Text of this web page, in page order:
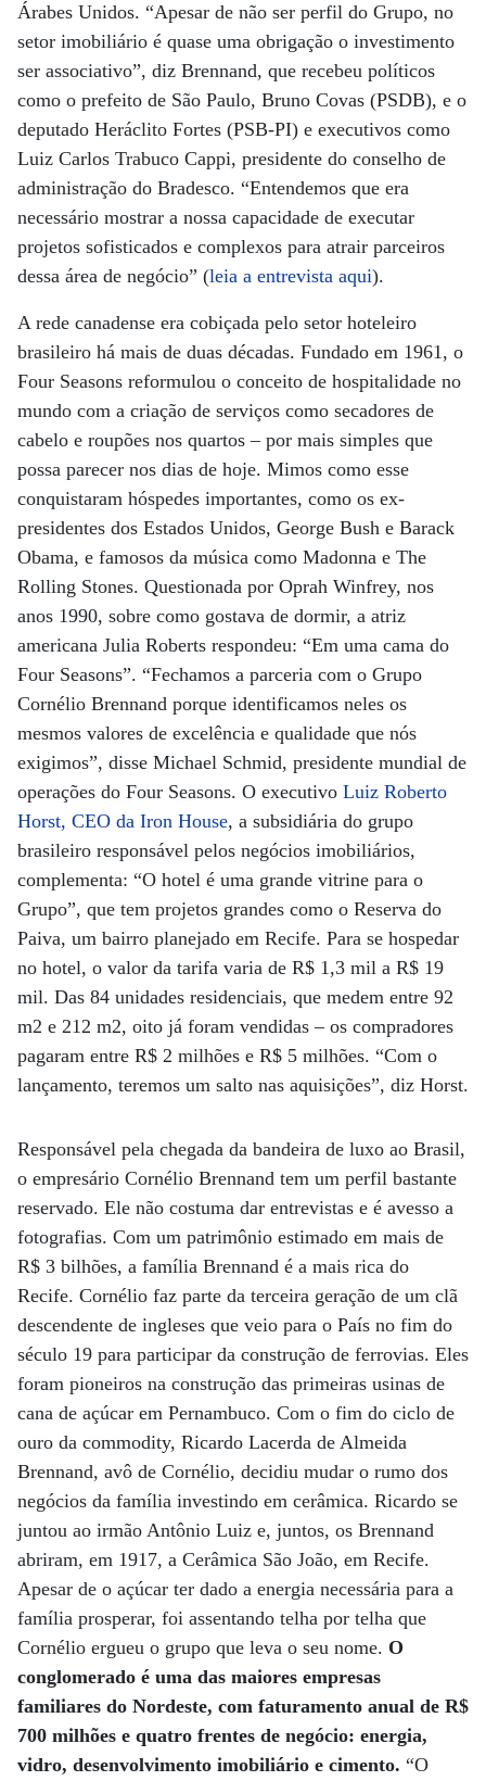
Árabes Unidos. “Apesar de não ser perfil do Grupo, no
setor imobiliário é quase uma obrigação o investimento
ser associativo”, diz Brennand, que recebeu políticos
como o prefeito de São Paulo, Bruno Covas (PSDB), e o
deputado Heráclito Fortes (PSB-PI) e executivos como
Luiz Carlos Trabuco Cappi, presidente do conselho de
administração do Bradesco. “Entendemos que era
necessário mostrar a nossa capacidade de executar
projetos sofisticados e complexos para atrair parceiros
dessa área de negócio” (leia a entrevista aqui).
A rede canadense era cobiçada pelo setor hoteleiro
brasileiro há mais de duas décadas. Fundado em 1961, o
Four Seasons reformulou o conceito de hospitalidade no
mundo com a criação de serviços como secadores de
cabelo e roupões nos quartos – por mais simples que
possa parecer nos dias de hoje. Mimos como esse
conquistaram hóspedes importantes, como os ex-
presidentes dos Estados Unidos, George Bush e Barack
Obama, e famosos da música como Madonna e The
Rolling Stones. Questionada por Oprah Winfrey, nos
anos 1990, sobre como gostava de dormir, a atriz
americana Julia Roberts respondeu: “Em uma cama do
Four Seasons”. “Fechamos a parceria com o Grupo
Cornélio Brennand porque identificamos neles os
mesmos valores de excelência e qualidade que nós
exigimos”, disse Michael Schmid, presidente mundial de
operações do Four Seasons. O executivo Luiz Roberto
Horst, CEO da Iron House, a subsidiária do grupo
brasileiro responsável pelos negócios imobiliários,
complementa: “O hotel é uma grande vitrine para o
Grupo”, que tem projetos grandes como o Reserva do
Paiva, um bairro planejado em Recife. Para se hospedar
no hotel, o valor da tarifa varia de R$ 1,3 mil a R$ 19
mil. Das 84 unidades residenciais, que medem entre 92
m2 e 212 m2, oito já foram vendidas – os compradores
pagaram entre R$ 2 milhões e R$ 5 milhões. “Com o
lançamento, teremos um salto nas aquisições”, diz Horst.
Responsável pela chegada da bandeira de luxo ao Brasil,
o empresário Cornélio Brennand tem um perfil bastante
reservado. Ele não costuma dar entrevistas e é avesso a
fotografias. Com um patrimônio estimado em mais de
R$ 3 bilhões, a família Brennand é a mais rica do
Recife. Cornélio faz parte da terceira geração de um clã
descendente de ingleses que veio para o País no fim do
século 19 para participar da construção de ferrovias. Eles
foram pioneiros na construção das primeiras usinas de
cana de açúcar em Pernambuco. Com o fim do ciclo de
ouro da commodity, Ricardo Lacerda de Almeida
Brennand, avô de Cornélio, decidiu mudar o rumo dos
negócios da família investindo em cerâmica. Ricardo se
juntou ao irmão Antônio Luiz e, juntos, os Brennand
abriram, em 1917, a Cerâmica São João, em Recife.
Apesar de o açúcar ter dado a energia necessária para a
família prosperar, foi assentando telha por telha que
Cornélio ergueu o grupo que leva o seu nome. O
conglomerado é uma das maiores empresas
familiares do Nordeste, com faturamento anual de R$
700 milhões e quatro frentes de negócio: energia,
vidro, desenvolvimento imobiliário e cimento. “O